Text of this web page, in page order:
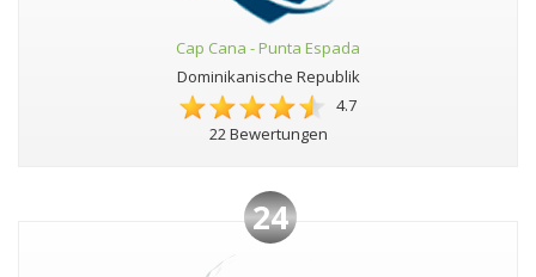
Cap Cana - Punta Espada
Dominikanische Republik
4.7
22 Bewertungen
24